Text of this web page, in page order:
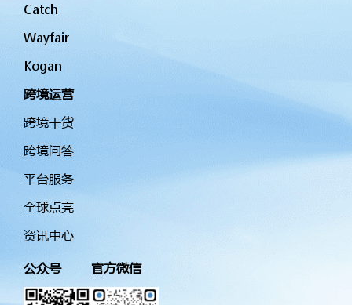
Catch
Wayfair
Kogan
跨境运营
跨境干货
跨境问答
平台服务
全球点亮
资讯中心
公众号
官方微信